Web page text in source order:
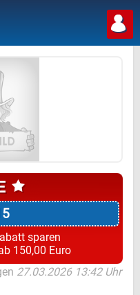
sparen
150,00 Euro
27.03.2026 13:42 Uhr